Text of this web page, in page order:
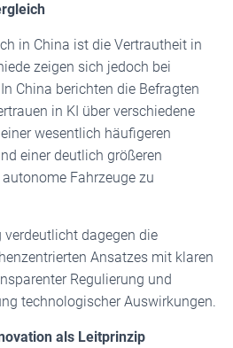
in China ist die Vertrautheit in
zeigen sich jedoch bei
China berichten die Befragten
in KI über verschiedene
wesentlich häufigeren
einer deutlich größeren
Fahrzeuge zu
verdeutlicht dagegen die
Ansatzes mit klaren
Regulierung und
technologischer Auswirkungen.
als Leitprinzip